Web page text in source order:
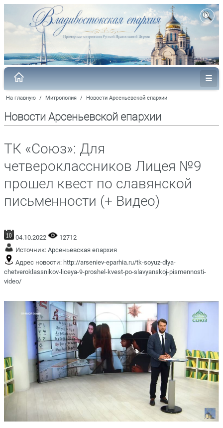
На главную / Митрополия / Новости Арсеньевской епархии
Новости Арсеньевской епархии
ТК «Союз»: Для
четвероклассников Лицея №9
прошел квест по славянской
письменности (+ Видео)
04.10.2022
12712
Источник: Арсеньевская епархия
Адрес новости: http://arseniev-eparhia.ru/tk-soyuz-dlya-
chetveroklassnikov-liceya-9-proshel-kvest-po-slavyanskoj-pismennosti-
video/